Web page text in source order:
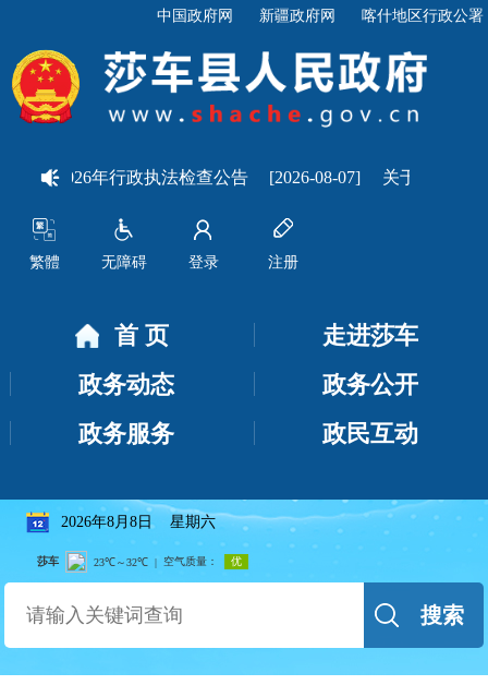
中国政府网 新疆政府网 喀什地区行政公署
局2026年行政执法检查公告 [2026-08-07] 关于莎车鸿达
繁體 无障碍 登录 注册
首 页
走进莎车
政务动态
政务公开
政务服务
政民互动
2026年8月8日 星期六
搜索